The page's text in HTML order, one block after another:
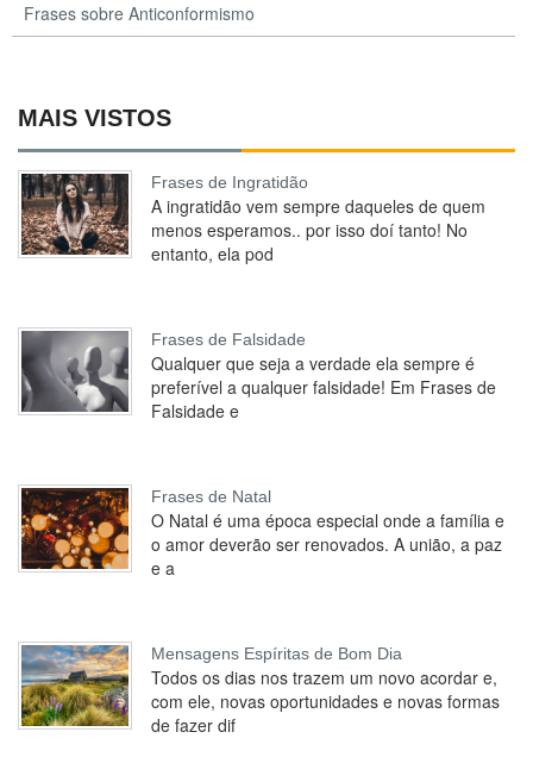
Frases sobre Anticonformismo
MAIS VISTOS
Frases de Ingratidão
A ingratidão vem sempre daqueles de quem
menos esperamos.. por isso doí tanto! No
entanto, ela pod
Frases de Falsidade
Qualquer que seja a verdade ela sempre é
preferível a qualquer falsidade! Em Frases de
Falsidade e
Frases de Natal
O Natal é uma época especial onde a família e
o amor deverão ser renovados. A união, a paz
e a
Mensagens Espíritas de Bom Dia
Todos os dias nos trazem um novo acordar e,
com ele, novas oportunidades e novas formas
de fazer dif